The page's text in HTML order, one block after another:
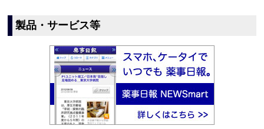
製品・サービス等